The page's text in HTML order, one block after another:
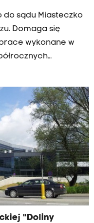
do sądu Miasteczko
Domaga się
"Doliny